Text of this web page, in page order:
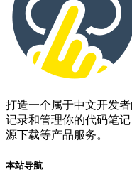
打造一个属于中文开发
记录和管理你的代码笔
源下载等产品服务。
本站导航